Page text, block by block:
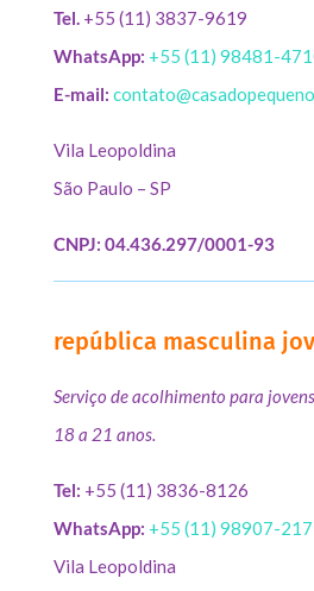
Tel.+55 (11) 3837-9619
WhatsApp: +55 (11) 98481-
E-mail:
Vila Leopoldina
São Paulo – SP
CNPJ: 04.436.297/0001-93
república masculina
Serviço de acolhimento para
18 a 21 anos.
Tel: +55 (11) 3836-8126
WhatsApp: +55 (11) 98907-
Vila Leopoldina